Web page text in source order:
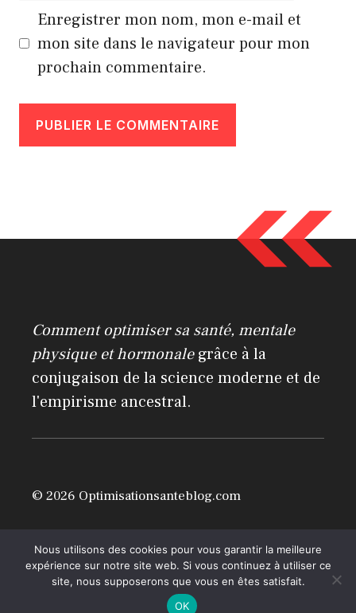
Enregistrer mon nom, mon e-mail et
mon site dans le navigateur pour mon
prochain commentaire.
e
Comment optimiser sa santé, mentale
physique et hormonalegrâce à la
conjugaison de la science moderne et de
l'empirisme ancestral.
© 2026 Optimisationsanteblog.com
Nous utilisons des cookies pour vous garantir la meilleure
expérience sur notre site web. Si vous continuez à utiliser ce
site, nous supposerons que vous en êtes satisfait.
OK